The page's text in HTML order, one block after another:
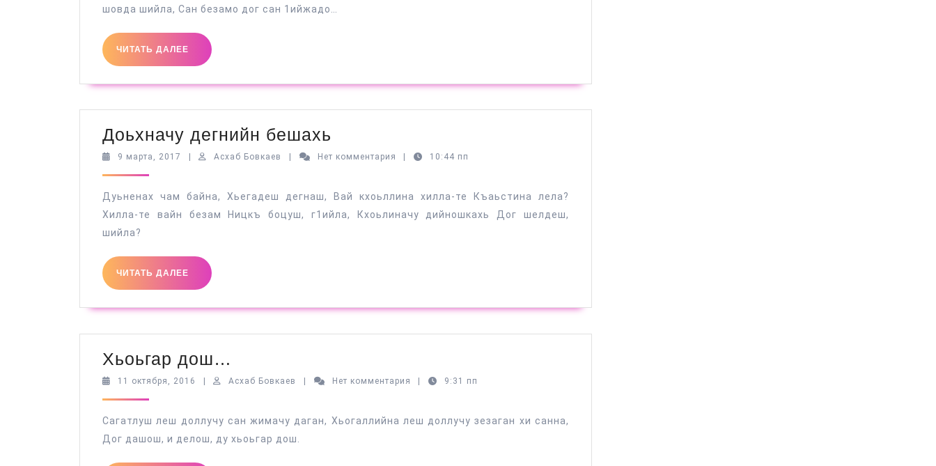
шовда шийла, Сан безамо дог сан 1ийжадо…
ЧИТАТЬ ДАЛЕЕ
ЧИТАТЬ
ДАЛЕЕ
Доьхначу дегнийн бешахь
дегнийн
9 марта, 2017 Асхаб Бовкаев Асхаб
Нет комментария 10:44 пп
Дуьненах чам байна, Хьегадеш дегнаш, Вай кхоьллина хилла-те Къаьстина лела?
Хилла-те вайн безам Ницкъ боцуш, г1ийла, Кхоьлиначу дийношкахь Дог шелдеш,
шийла?
ЧИТАТЬ ДАЛЕЕ
ЧИТАТЬ
ДАЛЕЕ
Хьоьгар дош…
дош…
11 октября, 2016 11
Асхаб Бовкаев Асхаб
Нет комментария 9:31 пп
Сагатлуш леш доллучу сан жимачу даган, Хьогаллийна леш доллучу зезаган хи санна,
Дог дашош, и делош, ду хьоьгар дош.